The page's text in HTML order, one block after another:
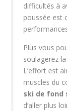
difficultés à
poussée est
Plus vous
soulagerez
L’effort est
muscles du
ski de fond
d’aller plus